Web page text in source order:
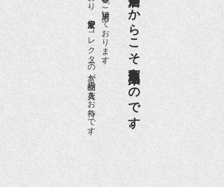
老舗骨董店だからこそ高価買取出来るのです。
愛好家やコレクターの方が品物の入荷をお待ちです。